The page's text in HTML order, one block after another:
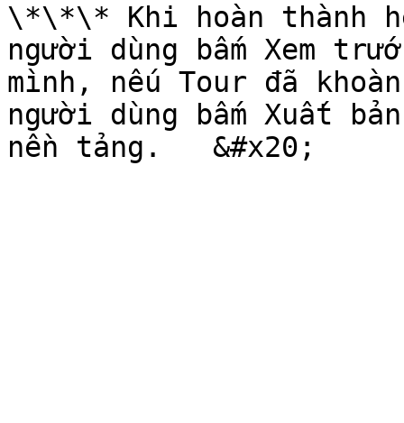
\*\*\* Khi hoàn thành
người dùng bấm Xem
mình, nếu Tour đã
người dùng bấm Xuất